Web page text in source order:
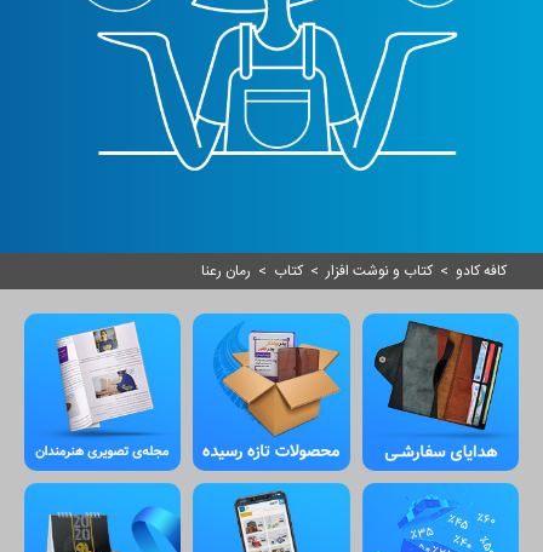
کافه کادو > کتاب و نوشت افزار> کتاب > رمان رعنا